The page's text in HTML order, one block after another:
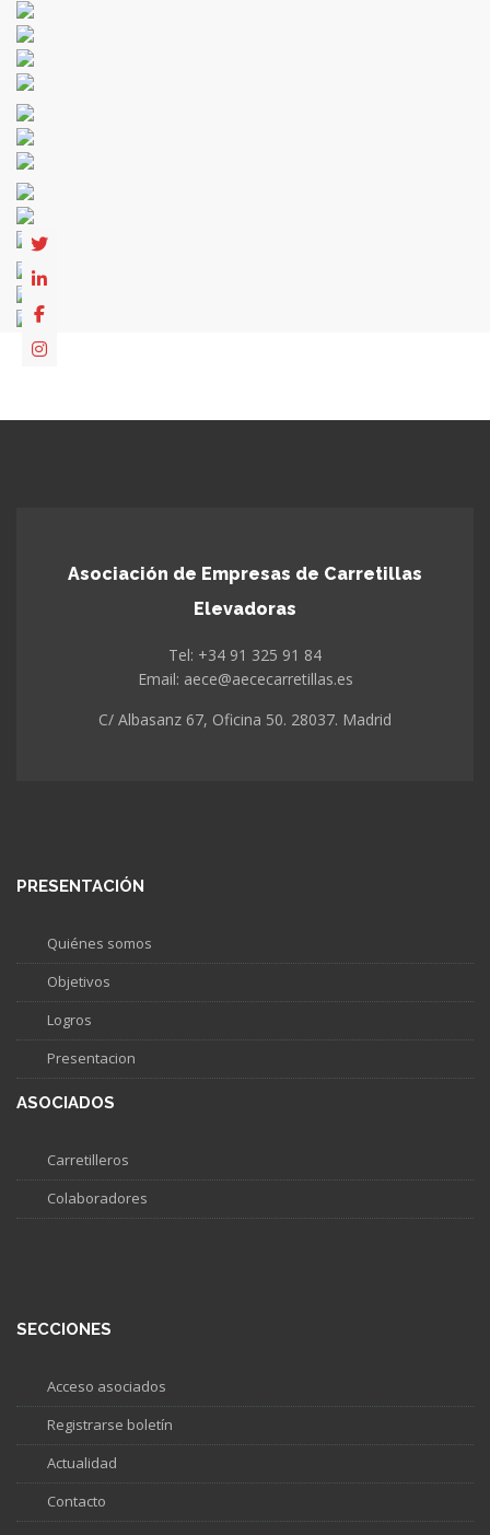
Asociación de Empresas de Carretillas
Elevadoras
Tel: +34 91 325 91 84
Email: aece@aececarretillas.es
C/ Albasanz 67, Oficina 50. 28037. Madrid
PRESENTACIÓN
Quiénes somos
Objetivos
Logros
Presentacion
ASOCIADOS
Carretilleros
Colaboradores
SECCIONES
Acceso asociados
Registrarse boletín
Actualidad
Contacto